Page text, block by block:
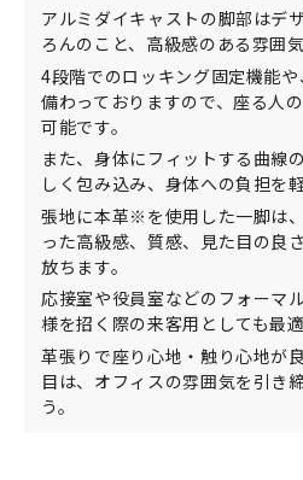
アルミダイキャストの脚部はデ
ろんのこと、高級感のある雰囲
4段階でのロッキング固定機能
備わっておりますので、座る人
可能です。
また、身体にフィットする曲線
しく包み込み、身体への負担を
張地に本革※を使用した一脚は
った高級感、質感、見た目の良
放ちます。
応接室や役員室などのフォーマ
様を招く際の来客用としても最適
革張りで座り心地・触り心地が
目は、オフィスの雰囲気を引き
う。